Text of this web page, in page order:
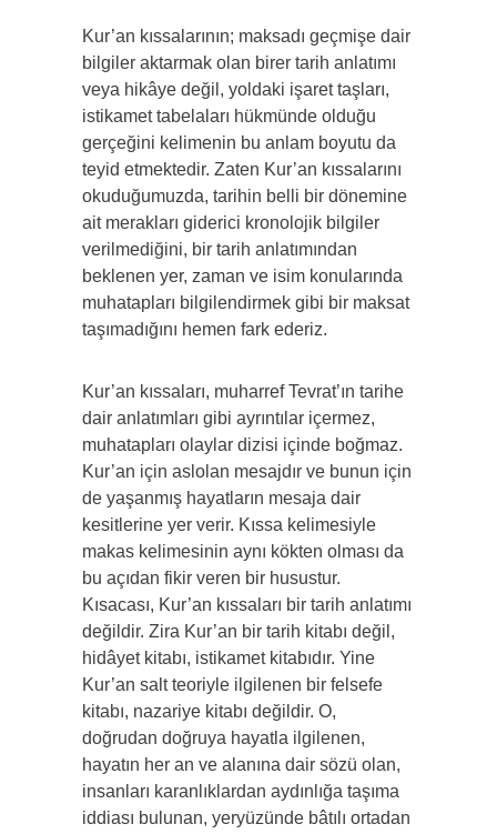
Kur’an kıssalarının; maksadı geçmişe dair
bilgiler aktarmak olan birer tarih anlatımı
veya hikâye değil, yoldaki işaret taşları,
istikamet tabelaları hükmünde olduğu
gerçeğini kelimenin bu anlam boyutu da
teyid etmektedir. Zaten Kur’an kıssalarını
okuduğumuzda, tarihin belli bir dönemine
ait merakları giderici kronolojik bilgiler
verilmediğini, bir tarih anlatımından
beklenen yer, zaman ve isim konularında
muhatapları bilgilendirmek gibi bir maksat
taşımadığını hemen fark ederiz.
Kur’an kıssaları, muharref Tevrat’ın tarihe
dair anlatımları gibi ayrıntılar içermez,
muhatapları olaylar dizisi içinde boğmaz.
Kur’an için aslolan mesajdır ve bunun için
de yaşanmış hayatların mesaja dair
kesitlerine yer verir. Kıssa kelimesiyle
makas kelimesinin aynı kökten olması da
bu açıdan fikir veren bir husustur.
Kısacası, Kur’an kıssaları bir tarih anlatımı
değildir. Zira Kur’an bir tarih kitabı değil,
hidâyet kitabı, istikamet kitabıdır. Yine
Kur’an salt teoriyle ilgilenen bir felsefe
kitabı, nazariye kitabı değildir. O,
doğrudan doğruya hayatla ilgilenen,
hayatın her an ve alanına dair sözü olan,
insanları karanlıklardan aydınlığa taşıma
iddiası bulunan, yeryüzünde bâtılı ortadan